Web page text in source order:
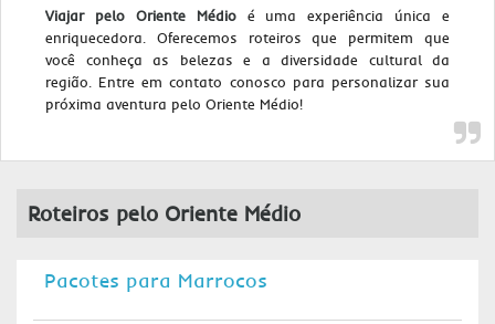
Viajar pelo Oriente Médioé uma experiência única e
enriquecedora. Oferecemos roteiros que permitem que
você conheça as belezas e a diversidade cultural da
região. Entre em contato conosco para personalizar sua
próxima aventura pelo Oriente Médio!
Roteiros pelo Oriente Médio
Pacotes para Marrocos